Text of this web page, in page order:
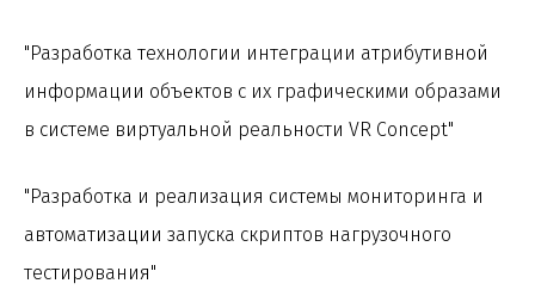
"Разработка технологии интеграции атрибутивной
информации объектов с их графическими образами
в системе виртуальной реальности VR Concept"
"Разработка и реализация системы мониторинга и
автоматизации запуска скриптов нагрузочного
тестирования"